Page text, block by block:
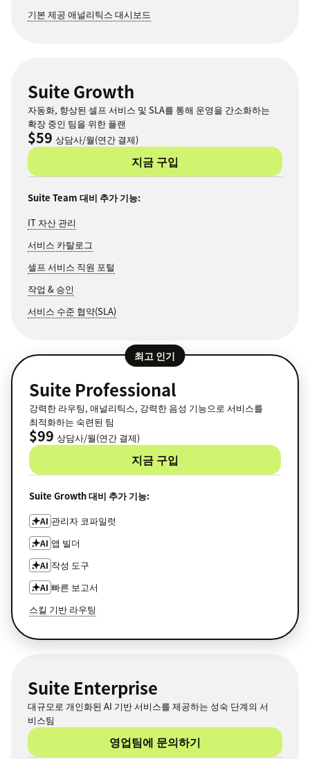
기본 제공 애널리틱스 대시보드
Suite Growth
자동화, 향상된 셀프 서비스 및 SLA를 통해 운영을 간소화하는
확장 중인 팀을 위한 플랜
$59 상담사/월(연간 결제)
지금 구입
Suite Team 대비 추가 기능:
IT 자산 관리
서비스 카탈로그
셀프 서비스 직원 포털
작업 & 승인
서비스 수준 협약(SLA)
최고 인기
Suite Professional
강력한 라우팅, 애널리틱스, 강력한 음성 기능으로 서비스를
최적화하는 숙련된 팀
$99 상담사/월(연간 결제)
지금 구입
Suite Growth 대비 추가 기능:
AI 관리자 코파일럿
AI 앱 빌더
AI 작성 도구
AI 빠른 보고서
스킬 기반 라우팅
Suite Enterprise
대규모로 개인화된 AI 기반 서비스를 제공하는 성숙 단계의 서
비스팀
영업팀에 문의하기